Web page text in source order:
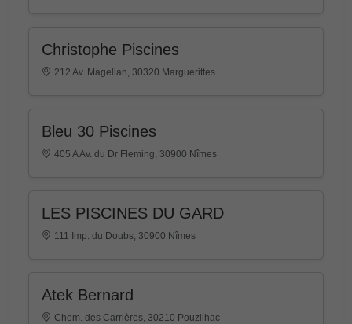
Christophe Piscines
212 Av. Magellan, 30320 Marguerittes
Bleu 30 Piscines
405 A Av. du Dr Fleming, 30900 Nîmes
LES PISCINES DU GARD
111 Imp. du Doubs, 30900 Nîmes
Atek Bernard
Chem. des Carrières, 30210 Pouzilhac